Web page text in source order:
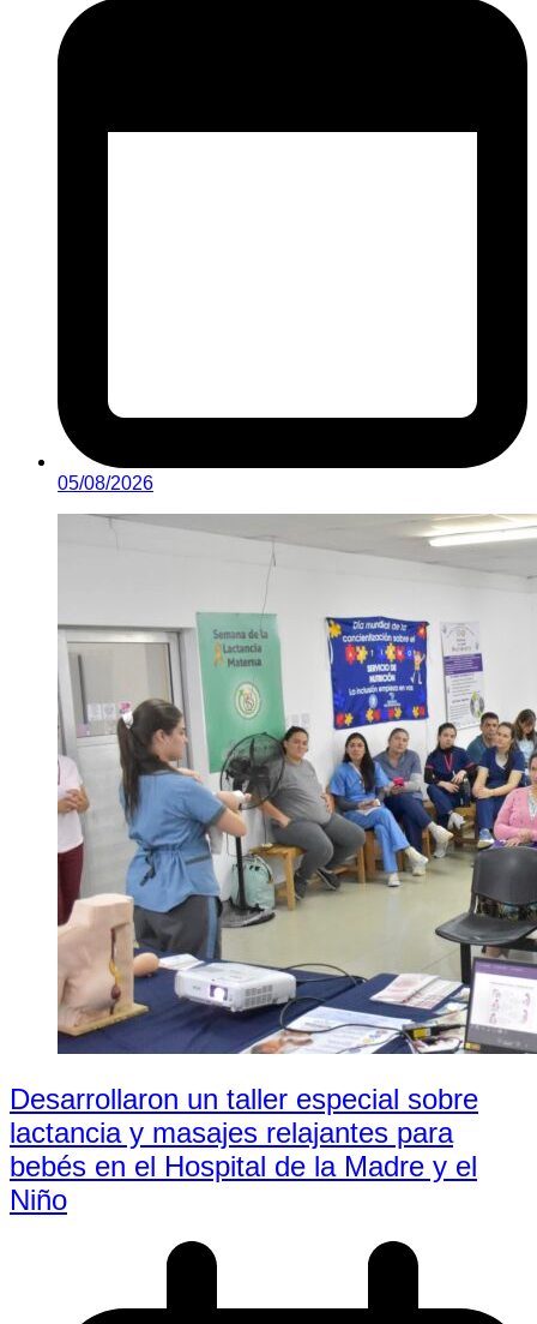
05/08/2026
Desarrollaron un taller especial sobre
lactancia y masajes relajantes para
bebés en el Hospital de la Madre y el
Niño